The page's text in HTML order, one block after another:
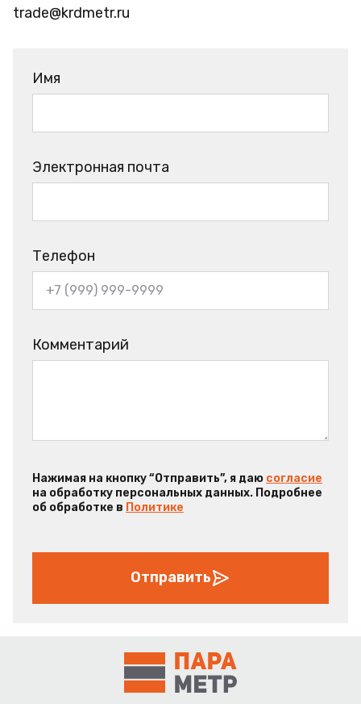
trade@krdmetr.ru
Имя
Электронная почта
Телефон
Комментарий
Нажимая на кнопку “Отправить”, я даю согласие
на обработку персональных данных. Подробнее
об обработке в Политике
Отправить